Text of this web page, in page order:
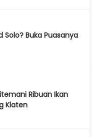
Solo? Buka Puasanya
Ribuan Ikan
Klaten